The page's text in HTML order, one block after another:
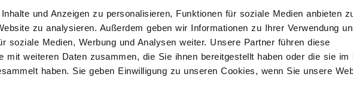
und Anzeigen zu personalisieren, Funktionen für soziale Medien anbieten
zu analysieren. Außerdem geben wir Informationen zu Ihrer Verwendung
soziale Medien, Werbung und Analysen weiter. Unsere Partner führen diese
mit weiteren Daten zusammen, die Sie ihnen bereitgestellt haben oder die sie im
haben. Sie geben Einwilligung zu unseren Cookies, wenn Sie unsere
soweit bei einzelnen Waren im Onlineshop oder nachfolgend nicht anders
zu 14 Arbeitstagen
oder der Schweiz: in bis zu 21 Arbeitstagen
: ab Vertragsschluss nach ordnungsgemäßer Erteilung des Zahlungsauftrags an